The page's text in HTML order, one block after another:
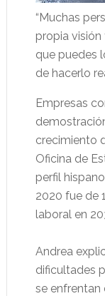
“Muchas
propia visión
que puedes
de hacerlo
Empresas
crecimiento
Oficina de
perfil
2020 fue de
laboral en
Andrea
dificultades
se enfrentan